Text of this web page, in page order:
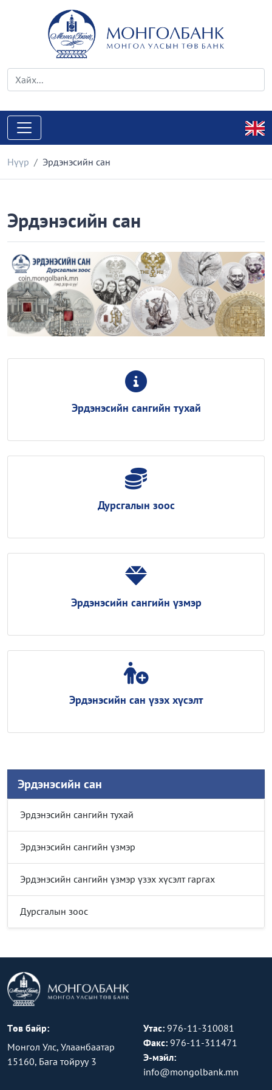
Нүүр Эрдэнэсийн сан
Эрдэнэсийн сан
Эрдэнэсийн сангийн тухай
Дурсгалын зоос
Эрдэнэсийн сангийн үзмэр
Эрдэнэсийн сан үзэх хүсэлт
Эрдэнэсийн сан
Эрдэнэсийн сангийн тухай
Эрдэнэсийн сангийн үзмэр
Эрдэнэсийн сангийн үзмэр үзэх хүсэлт гаргах
Дурсгалын зоос
Төв байр:
Монгол Улс, Улаанбаатар
15160, Бага тойруу 3
Утас: 976-11-310081
Факс: 976-11-311471
Э-мэйл:
info@mongolbank.mn